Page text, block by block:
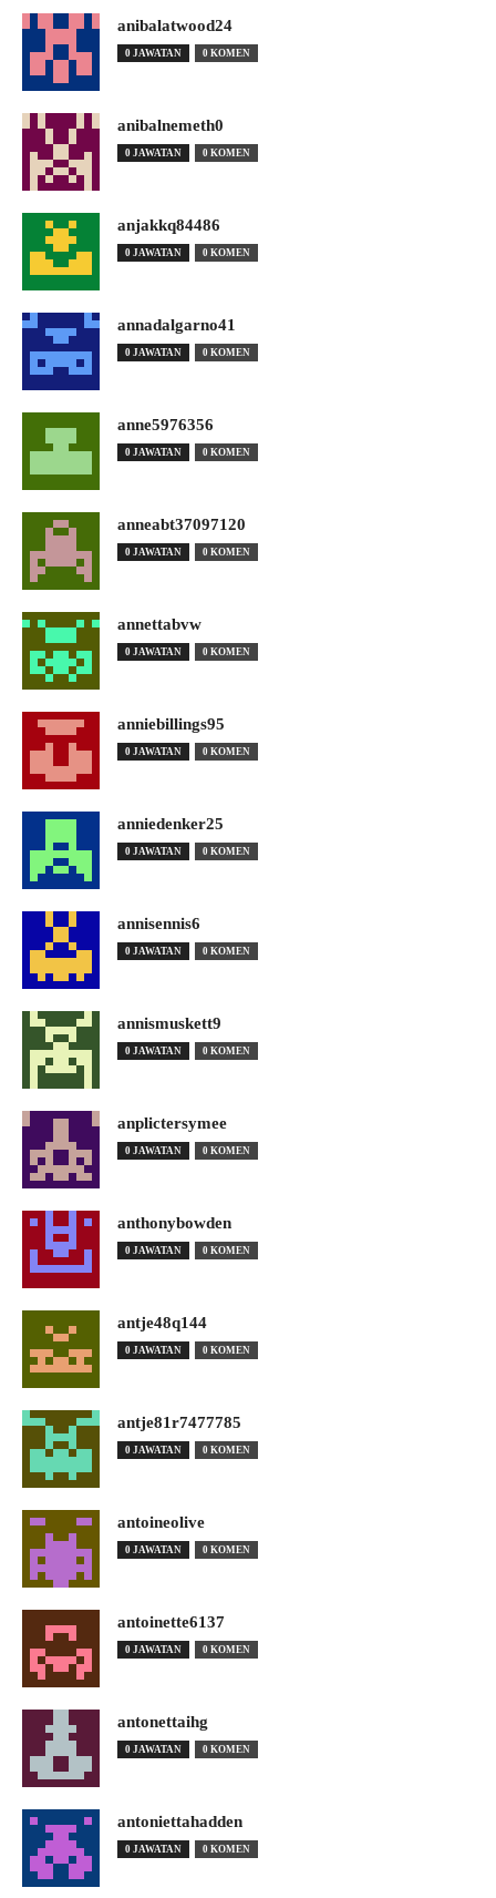
anibalatwood24
0 JAWATAN 0 KOMEN
anibalnemeth0
0 JAWATAN 0 KOMEN
anjakkq84486
0 JAWATAN 0 KOMEN
annadalgarno41
0 JAWATAN 0 KOMEN
anne5976356
0 JAWATAN 0 KOMEN
anneabt37097120
0 JAWATAN 0 KOMEN
annettabvw
0 JAWATAN 0 KOMEN
anniebillings95
0 JAWATAN 0 KOMEN
anniedenker25
0 JAWATAN 0 KOMEN
annisennis6
0 JAWATAN 0 KOMEN
annismuskett9
0 JAWATAN 0 KOMEN
anplictersymee
0 JAWATAN 0 KOMEN
anthonybowden
0 JAWATAN 0 KOMEN
antje48q144
0 JAWATAN 0 KOMEN
antje81r7477785
0 JAWATAN 0 KOMEN
antoineolive
0 JAWATAN 0 KOMEN
antoinette6137
0 JAWATAN 0 KOMEN
antonettaihg
0 JAWATAN 0 KOMEN
antoniettahadden
0 JAWATAN 0 KOMEN